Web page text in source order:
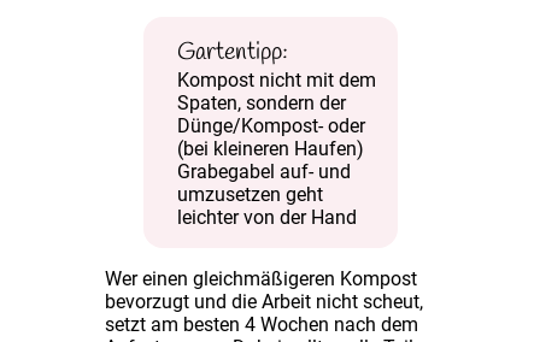
Kompost nicht mit dem
Spaten, sondern der
Dünge/Kompost- oder
(bei kleineren Haufen)
Grabegabel auf- und
umzusetzen geht
leichter von der Hand
Wer einen gleichmäßigeren Kompost
bevorzugt und die Arbeit nicht scheut,
setzt am besten 4 Wochen nach dem